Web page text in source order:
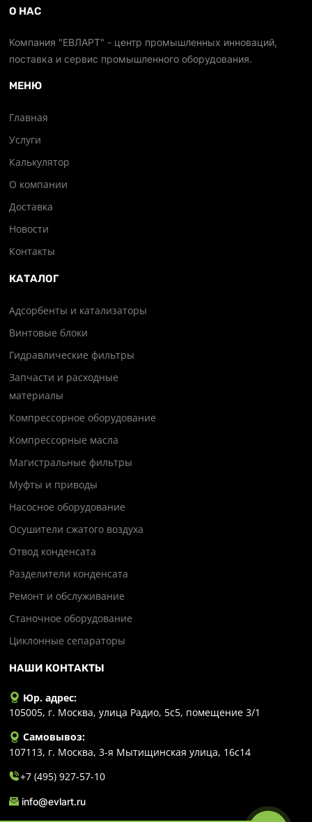
О НАС
Компания "ЕВЛАРТ" - центр промышленных инноваций,
поставка и сервис промышленного оборудования.
МЕНЮ
Главная
Услуги
Калькулятор
О компании
Доставка
Новости
Контакты
КАТАЛОГ
Адсорбенты и катализаторы
Винтовые блоки
Гидравлические фильтры
Запчасти и расходные
материалы
Компрессорное оборудование
Компрессорные масла
Магистральные фильтры
Муфты и приводы
Насосное оборудование
Осушители сжатого воздуха
Отвод конденсата
Разделители конденсата
Ремонт и обслуживание
Станочное оборудование
Циклонные сепараторы
НАШИ КОНТАКТЫ
Юр. адрес:
105005, г. Москва, улица Радио, 5с5, помещение 3/1
Самовывоз:
107113, г. Москва, 3-я Мытищинская улица, 16с14
+7 (495) 927-57-10
info@evlart.ru